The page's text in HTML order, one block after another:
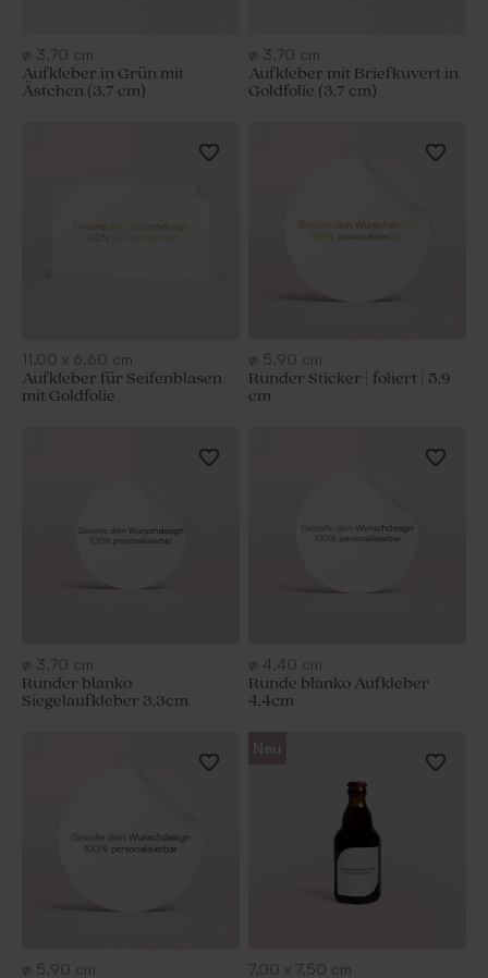
ø 3,70 cm
Aufkleber in Grün mit
Ästchen (3,7 cm)
ø 3,70 cm
Aufkleber mit Briefkuvert in
Goldfolie (3,7 cm)
11,00 x 6,60 cm
Aufkleber für Seifenblasen
mit Goldfolie
ø 5,90 cm
Runder Sticker | foliert | 5,9
cm
ø 3,70 cm
Runder blanko
Siegelaufkleber 3,3cm
ø 4,40 cm
Runde blanko Aufkleber
4,4cm
ø 5,90 cm
Neu
7,00 x 7,50 cm